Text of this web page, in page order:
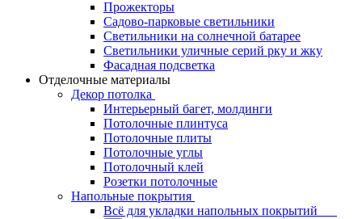
Прожекторы
Садово-парковые светильники
Светильники на солнечной батарее
Светильники уличные серий рку и жку
Фасадная подсветка
Отделочные материалы
Декор потолка
Интерьерный багет, молдинги
Потолочные плинтуса
Потолочные плиты
Потолочные углы
Потолочный клей
Розетки потолочные
Напольные покрытия
Всё для укладки напольных покрытий